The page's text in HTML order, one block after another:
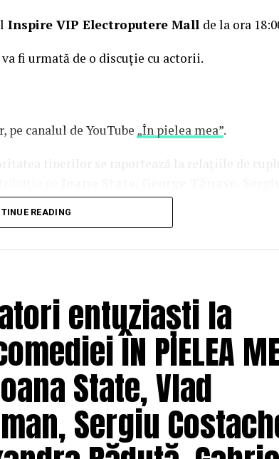
Inspire VIP Electroputere Mall de la ora
fi urmată de o discuție cu actorii.
canalul de YouTube „În pielea mea”.
tinerilor se raportează la relațiile de cuplu,
Azaleea Necula, Alexandra Răduță,
roluri” pe care patru cupluri îl acceptă pe durata
prin care protagoniștii reușesc să-și cunoască
preconcepții, „
al Facultății de Teatru UNATC
film de la MetFilm School Londra, a colaborat
de profesioniști din care fac parte
Anca Miron (scenografie), Francisca
READING
entuziaști la
ÎN PIELEA
State, Vlad
Sergiu